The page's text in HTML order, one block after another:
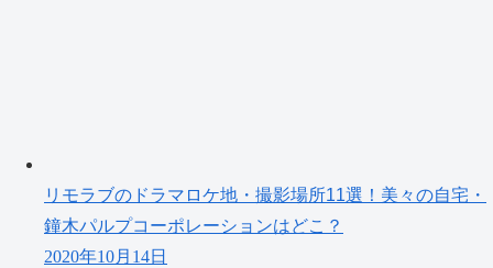
リモラブのドラマロケ地・撮影場所11選！美々の自宅・
鐘木パルプコーポレーションはどこ？
2020年10月14日